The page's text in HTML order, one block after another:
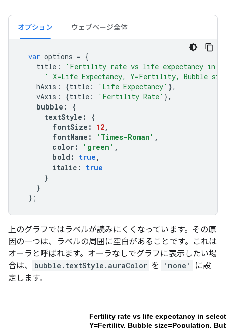
オプション ウェブページ全体
var options = {
title :
'Fertility rate vs life expectancy in
' X=Life Expectancy, Y=Fertility, Bubble
hAxis : {title : 'Life Expectancy' },
vAxis : {title : 'Fertility Rate' },
bubble :
{
textStyle :
{
fontSize : 12,
fontName : 'Times-Roman' ,
color: 'green' ,
bold : true ,
italic :
true
}
}
};
上のグラフではラベルが読みにくくなっています。その原
因の一つは、ラベルの周囲に空白があることです。これは
オーラ と呼ばれます。オーラなしでグラフに表示したい場
合は、
bubble.textStyle.auraColor を 'none'
に設
定します。